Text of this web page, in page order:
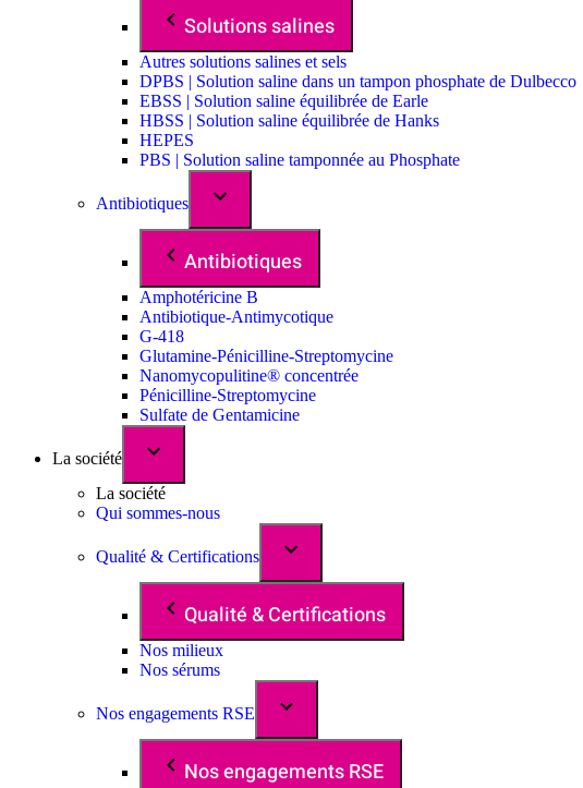
Solutions salines
Autres solutions salines et sels
DPBS | Solution saline dans un tampon phosphate de Dulbecco
EBSS | Solution saline équilibrée de Earle
HBSS | Solution saline équilibrée de Hanks
HEPES
PBS | Solution saline tamponnée au Phosphate
Antibiotiques
Antibiotiques
Amphotéricine B
Antibiotique-Antimycotique
G-418
Glutamine-Pénicilline-Streptomycine
Nanomycopulitine® concentrée
Pénicilline-Streptomycine
Sulfate de Gentamicine
La société
La société
Qui sommes-nous
Qualité & Certifications
Qualité & Certifications
Nos milieux
Nos sérums
Nos engagements RSE
Nos engagements RSE